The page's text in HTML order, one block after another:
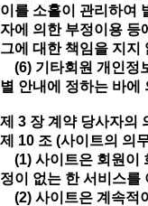
이를 소홀이 관리하여
자에 의한 부정이용 등
그에 대한 책임을 지지
(6) 기타회원 개인정
별 안내에 정하는 바에
제 3 장 계약 당사자의
제 10 조 (사이트의 의
(1) 사이트은 회원이
정이 없는 한 서비스를
(2) 사이트은 계속적